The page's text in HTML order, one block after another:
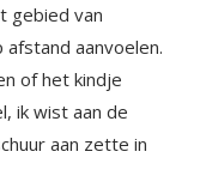
gebied van
afstand aanvoelen.
of het kindje
ik wist aan de
aan zette in